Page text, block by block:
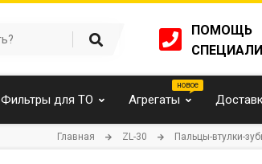
ПОМОЩЬ
Фильтры для ТО Агрегаты
Главная ZL-30 Пальцы-втулки-